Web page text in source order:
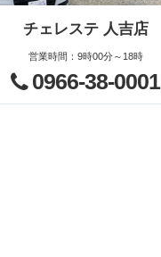
チェレステ 人吉店
営業時間 ： 9時00分～18時
0966-38-0001